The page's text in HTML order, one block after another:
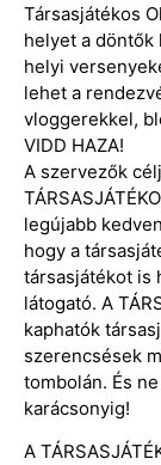
Társasjátékos
helyet a döntők
helyi
lehet a
vloggerekkel,
VIDD HAZA!
A szervezők
legújabb
hogy a
társasjátékot is
látogató. A
kaphatók
szerencsések
tombolán. És
karácsonyig!
A